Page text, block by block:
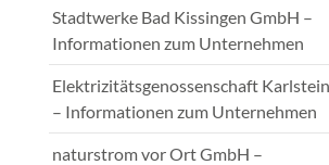
Stadtwerke Bad Kissingen GmbH –
Informationen zum Unternehmen
Elektrizitätsgenossenschaft
– Informationen zum Unternehmen
naturstrom vor Ort GmbH –